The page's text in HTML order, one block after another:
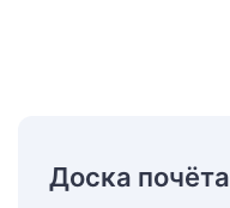
Доска почёта